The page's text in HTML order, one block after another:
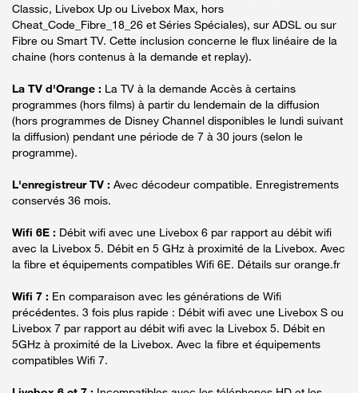
Classic, Livebox Up ou Livebox Max, hors
Cheat_Code_Fibre_18_26 et Séries Spéciales), sur ADSL ou sur
Fibre ou Smart TV. Cette inclusion concerne le flux linéaire de la
chaine (hors contenus à la demande et replay).
La TV d'Orange : La TV à la demande Accès à certains
programmes (hors films) à partir du lendemain de la diffusion
(hors programmes de Disney Channel disponibles le lundi suivant
la diffusion) pendant une période de 7 à 30 jours (selon le
programme).
L'enregistreur TV : Avec décodeur compatible. Enregistrements
conservés 36 mois.
Wifi 6E : Débit wifi avec une Livebox 6 par rapport au débit wifi
avec la Livebox 5. Débit en 5 GHz à proximité de la Livebox. Avec
la fibre et équipements compatibles Wifi 6E. Détails sur orange.fr
Wifi 7 : En comparaison avec les générations de Wifi
précédentes. 3 fois plus rapide : Débit wifi avec une Livebox S ou
Livebox 7 par rapport au débit wifi avec la Livebox 5. Débit en
5GHz à proximité de la Livebox. Avec la fibre et équipements
compatibles Wifi 7.